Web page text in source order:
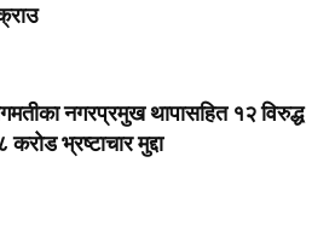
नगरप्रमुख थापासहित १२ विरुद्ध
करोड भ्रष्टाचार मुद्दा